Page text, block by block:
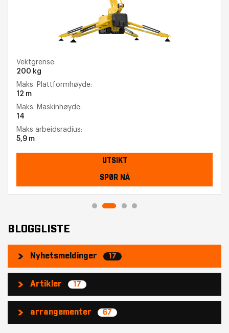
Vektgrense:
200 kg
Maks. Plattformhøyde:
12 m
Maks. Maskinhøyde:
14
Maks arbeidsradius:
5,9 m
UTSIKT
SPØR NÅ
BLOGGLISTE
Nyhetsmeldinger 17
Artikler 17
arrangementer 67